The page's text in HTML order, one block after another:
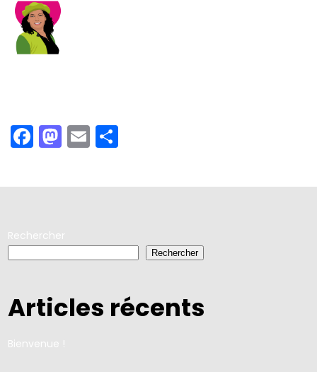
Facebook
Mastodon
Email
Rechercher
Rechercher
Articles récents
Bienvenue !